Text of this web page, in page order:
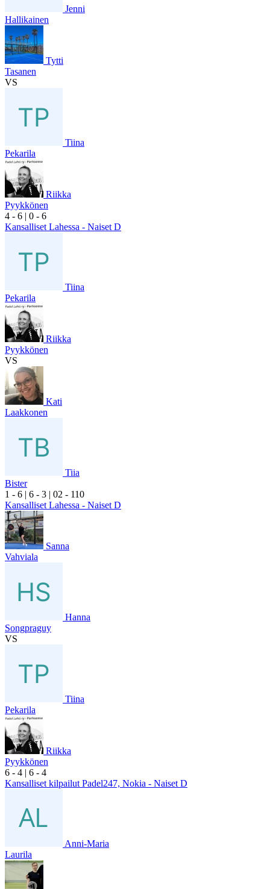
Jenni
Hallikainen
Tytti
Tasanen
VS
Tiina
Pekarila
Riikka
Pyykkönen
4 - 6 | 0 - 6
Kansalliset Lahessa - Naiset D
Tiina
Pekarila
Riikka
Pyykkönen
VS
Kati
Laakkonen
Tiia
Bister
1 - 6 | 6 - 3 | 02 - 110
Kansalliset Lahessa - Naiset D
Sanna
Vahviala
Hanna
Songpraguy
VS
Tiina
Pekarila
Riikka
Pyykkönen
6 - 4 | 6 - 4
Kansalliset kilpailut Padel247, Nokia - Naiset D
Anni-Maria
Laurila